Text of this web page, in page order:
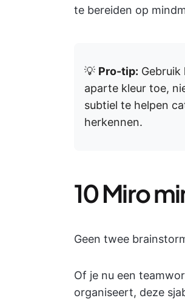
te bereiden op
💡 Pro-tip:
aparte kleur toe,
subtiel te helpen
herkennen.
10 Miro
Geen twee
Of je nu een
organiseert, deze